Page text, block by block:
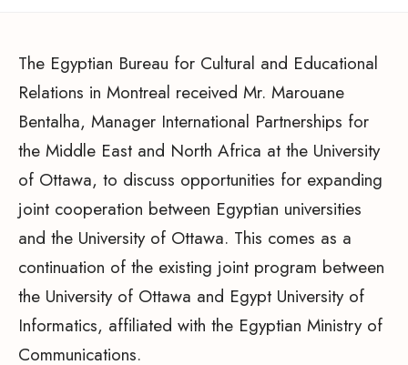
The Egyptian Bureau for Cultural and Educational
Relations in Montreal received Mr. Marouane
Bentalha, Manager International Partnerships for
the Middle East and North Africa at the University
of Ottawa, to discuss opportunities for expanding
joint cooperation between Egyptian universities
and the University of Ottawa. This comes as a
continuation of the existing joint program between
the University of Ottawa and Egypt University of
Informatics, affiliated with the Egyptian Ministry of
Communications.